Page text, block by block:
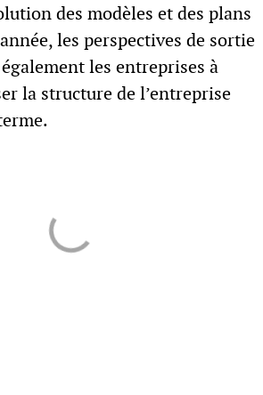
des modèles et des plans
les perspectives de sortie
les entreprises à
la structure de l’entreprise